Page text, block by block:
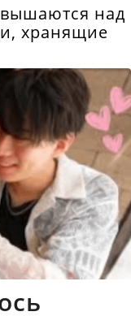
над
хранящие